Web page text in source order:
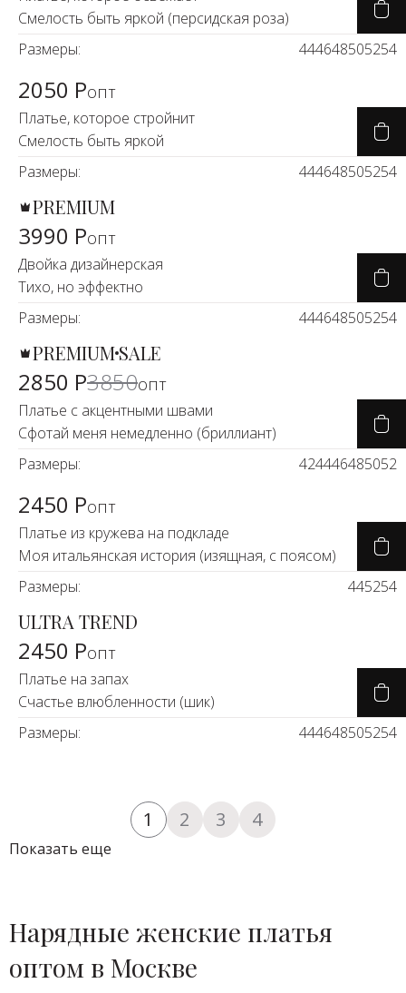
Смелость быть яркой (персидская роза)
Размеры:
444648505254
2050 Ропт
Платье, которое стройнит
Смелость быть яркой
Размеры:
444648505254
PREMIUM
3990 Ропт
Двойка дизайнерская
Тихо, но эффектно
Размеры:
444648505254
-26%
PREMIUMSALE
2850 Р3850опт
Платье с акцентными швами
Сфотай меня немедленно (бриллиант)
Размеры:
424446485052
2450 Ропт
Платье из кружева на подкладе
Моя итальянская история (изящная, с поясом)
Размеры:
445254
ULTRA TREND
2450 Ропт
Платье на запах
Счастье влюбленности (шик)
Размеры:
444648505254
1 2 3 4
Показать еще
Нарядные женские платья
оптом в Москве